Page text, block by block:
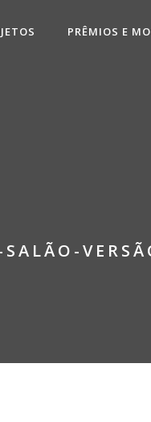
PRÊMIOS E